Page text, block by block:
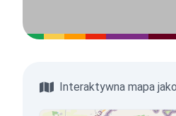
Interaktywna mapa